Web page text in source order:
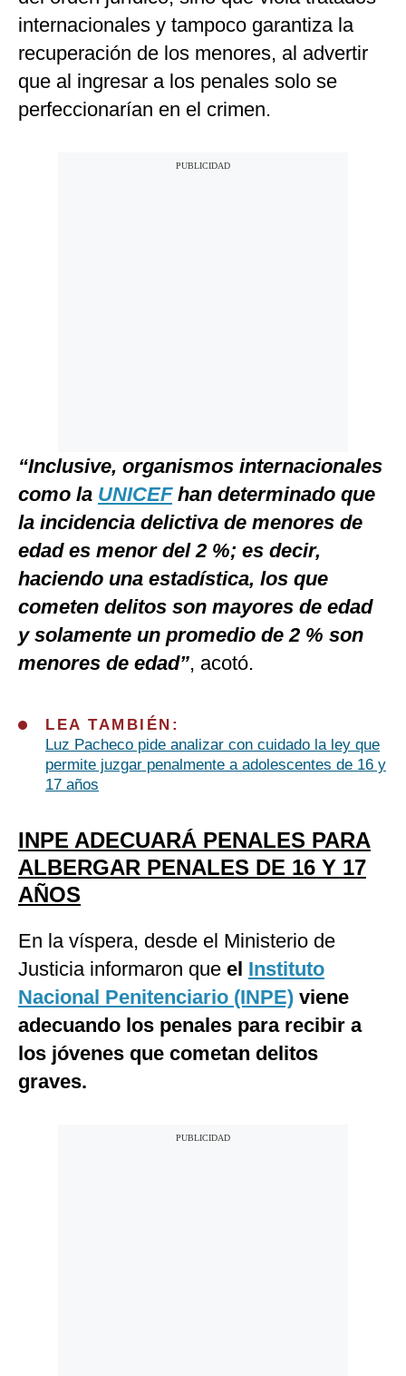
internacionales y tampoco garantiza la
recuperación de los menores, al advertir
que al ingresar a los penales solo se
perfeccionarían en el crimen.
“Inclusive, organismos internacionales
como la UNICEFhan determinado que
la incidencia delictiva de menores de
edad es menor del 2 %; es decir,
haciendo una estadística, los que
cometen delitos son mayores de edad
y solamente un promedio de 2 % son
menores de edad”, acotó.
LEA TAMBIÉN:
Luz Pacheco pide analizar con cuidado la ley que
permite juzgar penalmente a adolescentes de 16 y
17 años
INPE ADECUARÁ PENALES PARA
ALBERGAR PENALES DE 16 Y 17
AÑOS
En la víspera, desde el Ministerio de
Justicia informaron que el Instituto
Nacional Penitenciario (INPE) viene
adecuando los penales para recibir a
los jóvenes que cometan delitos
graves.